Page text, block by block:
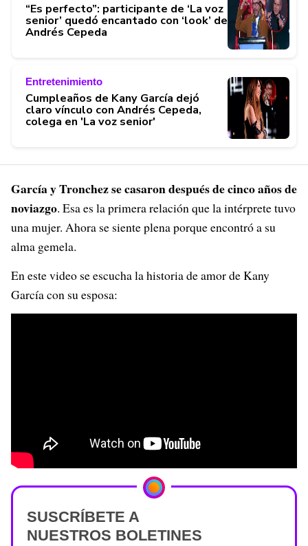
“Es perfecto”: participante de ‘La voz
senior’ quedó encantado con ‘look’ de
Andrés Cepeda
Entretenimiento
Cumpleaños de Kany García dejó
claro vínculo con Andrés Cepeda,
colega en 'La voz senior'
García y Tronchez se casaron después de cinco años de
noviazgo. Esa es la primera relación que la intérprete tuvo
una mujer. Ahora se siente plena porque encontró a su
alma gemela.
En este video se escucha la historia de amor de Kany
García con su esposa:
SUSCRÍBETE A
NUESTROS BOLETINES